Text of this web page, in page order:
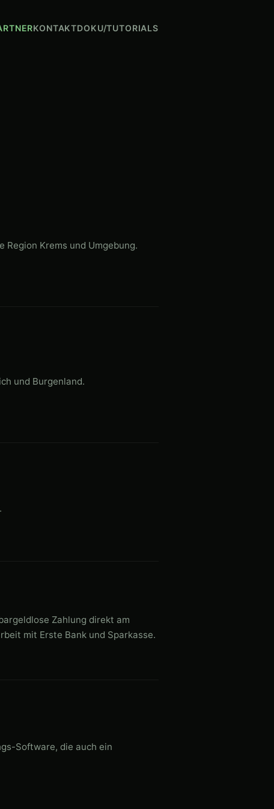
KONTAKTDOKU/TUTORIALS
Krems und Umgebung.
und Burgenland.
Zahlung direkt am
mit Erste Bank und Sparkasse.
Software, die auch ein